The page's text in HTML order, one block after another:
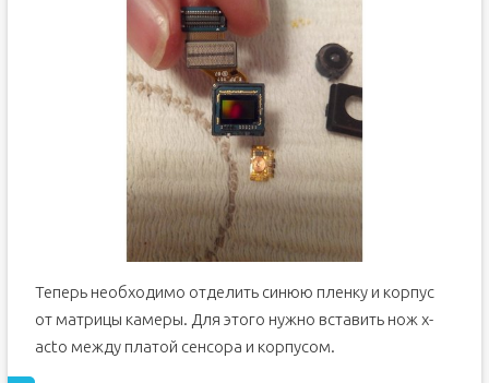
Теперь необходимо отделить синюю пленку и корпус
от матрицы камеры. Для этого нужно вставить нож x-
acto между платой сенсора и корпусом.